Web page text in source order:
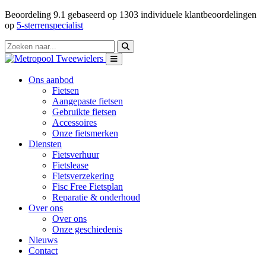
Beoordeling 9.1 gebaseerd op 1303 individuele klantbeoordelingen
op 5-sterrenspecialist
Ons aanbod
Fietsen
Aangepaste fietsen
Gebruikte fietsen
Accessoires
Onze fietsmerken
Diensten
Fietsverhuur
Fietslease
Fietsverzekering
Fisc Free Fietsplan
Reparatie & onderhoud
Over ons
Over ons
Onze geschiedenis
Nieuws
Contact